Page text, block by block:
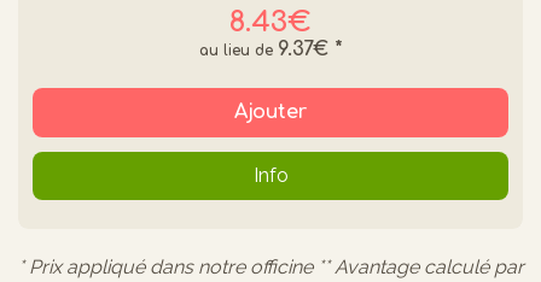
8.43€
9.37€ *
Ajouter
Info
* Prix appliqué dans notre officine ** Avantage calculé par